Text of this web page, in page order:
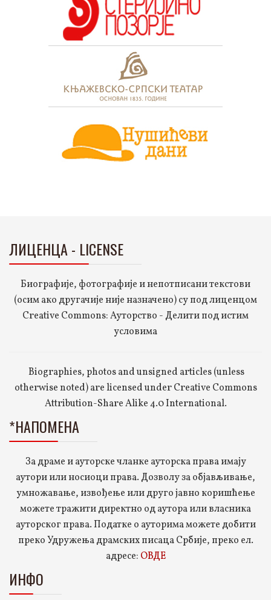
ЛИЦЕНЦА - LICENSE
Биографије, фотографије и непотписани текстови
(осим ако другачије није назначено) су под лиценцом
Creative Commons: Ауторство - Делити под истим
условима
Biographies, photos and unsigned articles (unless
otherwise noted) are licensed under Creative Commons
Attribution-Share Alike 4.0 International.
*НАПОМЕНА
За драме и ауторске чланке ауторска права имају
аутори или носиоци права. Дозволу за објављивање,
умножавање, извођење или друго јавно коришћење
можете тражити директно од аутора или власника
ауторског права. Податке о ауторима можете добити
преко Удружења драмских писаца Србије, преко ел.
адресе: ОВДЕ
ИНФО